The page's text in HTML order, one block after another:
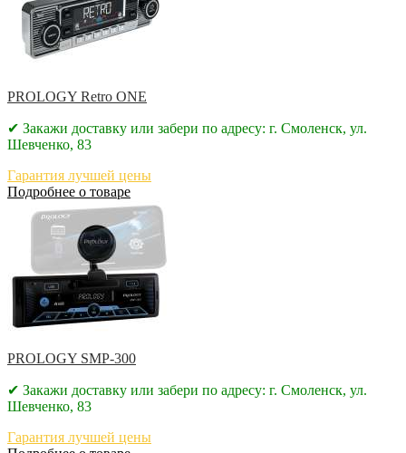
PROLOGY Retro ONE
✔ Закажи доставку или забери по адресу: г. Смоленск, ул.
Шевченко, 83
Гарантия лучшей цены
Подробнее о товаре
PROLOGY SMP-300
✔ Закажи доставку или забери по адресу: г. Смоленск, ул.
Шевченко, 83
Гарантия лучшей цены